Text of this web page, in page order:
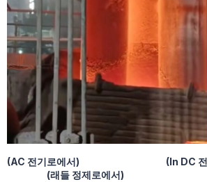
(AC 전기로에서) (In DC
(래들 정제로에서)